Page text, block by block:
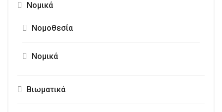
Νομικά
Νομοθεσία
Νομικά
Βιωματικά